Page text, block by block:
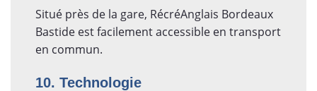
Situé près de la gare, RécréAnglais Bordeaux
Bastide est facilement accessible en transport
en commun.
10. Technologie